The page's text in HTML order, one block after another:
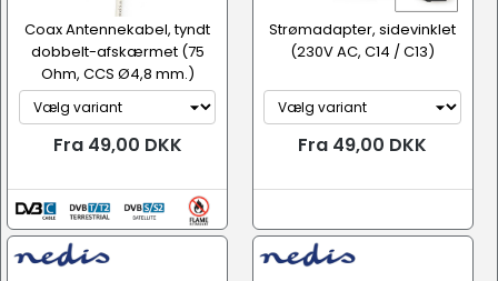
Coax Antennekabel, tyndt
dobbelt-afskærmet (75
Ohm, CCS Ø4,8 mm.)
Fra 49,00 DKK
Strømadapter, sidevinklet
(230V AC, C14 / C13)
Fra 49,00 DKK